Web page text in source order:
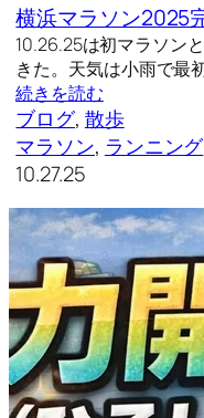
横浜マラソン2025
10.26.25は初マラソン
きた。天気は小雨で最
続きを読む
ブログ, 散歩
マラソン, ランニング
10.27.25